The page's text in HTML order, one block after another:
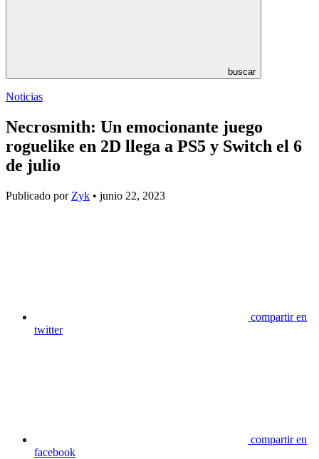
buscar
Noticias
Necrosmith: Un emocionante juego
roguelike en 2D llega a PS5 y Switch el 6
de julio
Publicado por Zyk • junio 22, 2023
compartir en
twitter
compartir en
facebook